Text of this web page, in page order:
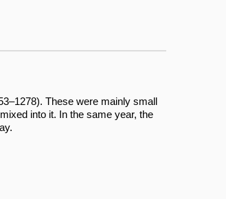
These were mainly small
into it. In the same year, the